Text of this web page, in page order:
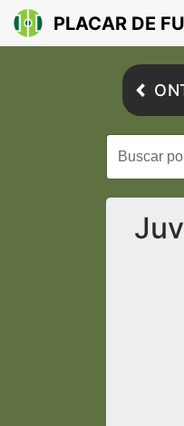
PLACAR DE